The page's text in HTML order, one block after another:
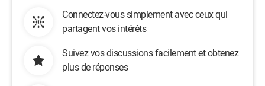
Connectez-vous simplement avec ceux qui
partagent vos intérêts
Suivez vos discussions facilement et obtenez
plus de réponses